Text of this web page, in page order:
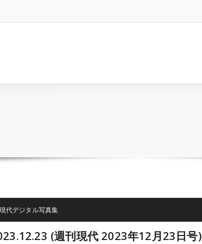
代デジタル写真集
(週刊現代 2023年12月23日号)